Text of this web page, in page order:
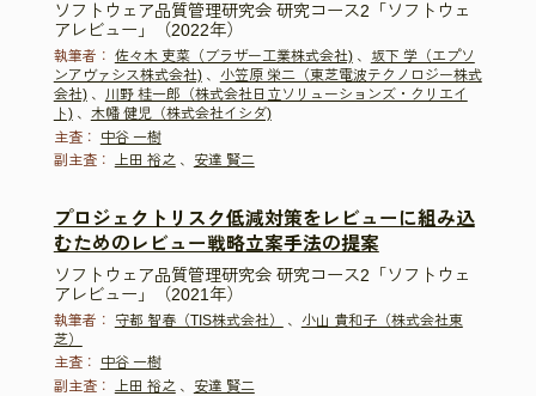
ソフトウェア品質管理研究会 研究コース2「ソフトウェ
アレビュー」（2022年）
執筆者： 佐々木 吏菜（ブラザー工業株式会社)、 坂下 学（エプソ
ンアヴァシス株式会社)、 小笠原 栄二（東芝電波テクノロジー株式
会社)、 川野 桂一郎（株式会社日立ソリューションズ・クリエイ
ト)、 木幡 健児（株式会社イシダ)
主査：
中谷 一樹
副主査： 上田 裕之、 安達 賢二
プロジェクトリスク低減対策をレビューに組み込
むためのレビュー戦略立案手法の提案
ソフトウェア品質管理研究会 研究コース2「ソフトウェ
アレビュー」（2021年）
執筆者： 守都 智春（TIS株式会社） 、 小山 貴和子（株式会社東
芝）
主査：
中谷 一樹
副主査：
上田 裕之 、 安達 賢二